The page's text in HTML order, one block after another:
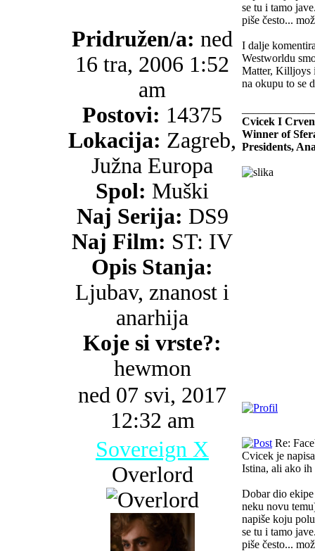
Pridružen/a: ned
16 tra, 2006 1:52
am
Postovi: 14375
Lokacija: Zagreb,
Južna Europa
Spol: Muški
Naj Serija: DS9
Naj Film: ST: IV
Opis Stanja:
Ljubav, znanost i
anarhija
Koje si vrste?:
hewmon
se tu i tamo
piše često...
I dalje
Westworldu
Matter, Killjoys
na okupu to se
Cvicek I
Winner of
Presidents,
ned 07 svi, 2017
12:32 am
Sovereign X
Overlord
Re:
Cvicek je
Istina, ali ako
Dobar dio
neku novu
napiše koju
se tu i tamo
piše često...